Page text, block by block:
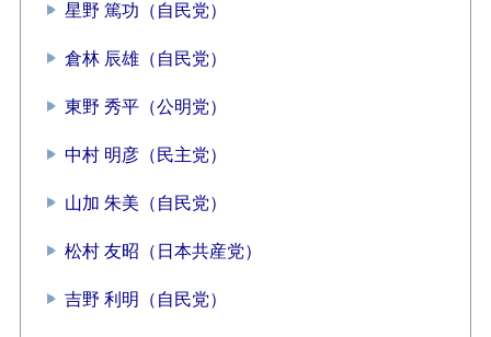
星野 篤功（自民党）
倉林 辰雄（自民党）
東野 秀平（公明党）
中村 明彦（民主党）
山加 朱美（自民党）
松村 友昭（日本共産党）
吉野 利明（自民党）